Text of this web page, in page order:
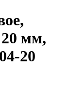
мм,
20